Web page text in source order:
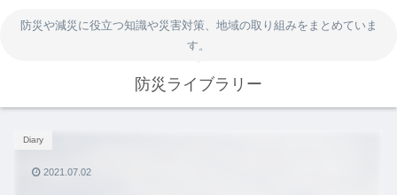
防災や減災に役立つ知識や災害対策、地域の取り組みをまとめていま
す。
防災ライブラリー
Diary
2021.07.02